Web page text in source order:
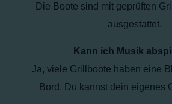
Die Boote sind mit geprüften
ausgestattet.
Kann ich Musik
Ja, viele Grillboote haben eine
Bord. Du kannst dein eigenes